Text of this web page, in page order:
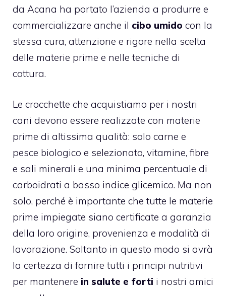
da Acana ha portato l’azienda a produrre e
commercializzare anche il cibo umido con la
stessa cura, attenzione e rigore nella scelta
delle materie prime e nelle tecniche di
cottura.
Le crocchette che acquistiamo per i nostri
cani devono essere realizzate con materie
prime di altissima qualità: solo carne e
pesce biologico e selezionato, vitamine, fibre
e sali minerali e una minima percentuale di
carboidrati a basso indice glicemico. Ma non
solo, perché è importante che tutte le materie
prime impiegate siano certificate a garanzia
della loro origine, provenienza e modalità di
lavorazione. Soltanto in questo modo si avrà
la certezza di fornire tutti i principi nutritivi
per mantenere in salute e forti i nostri amici